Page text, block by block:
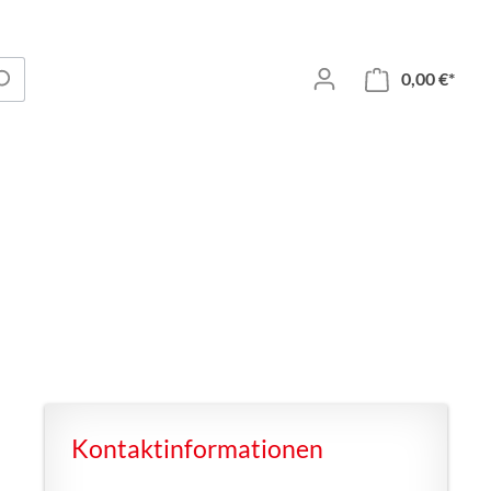
0,00 €*
Kontaktinformationen